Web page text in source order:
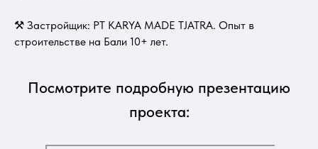
⚒ Застройщик: PT KARYA MADE TJATRA. Опыт в
строительстве на Бали 10+ лет.
Посмотрите подробную презентацию
проекта: